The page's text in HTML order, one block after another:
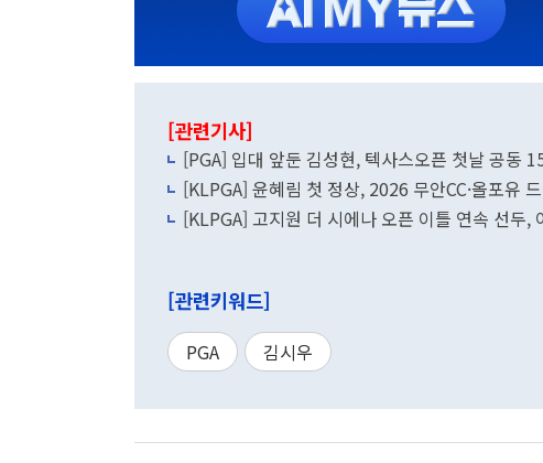
[관련기사]
[PGA] 입대 앞둔 김성현, 텍사스오픈 첫날 공동
[KLPGA] 윤혜림 첫 정상, 2026 무안CC·올포유
[KLPGA] 고지원 더 시에나 오픈 이틀 연속 선두,
[관련키워드]
PGA 김시우